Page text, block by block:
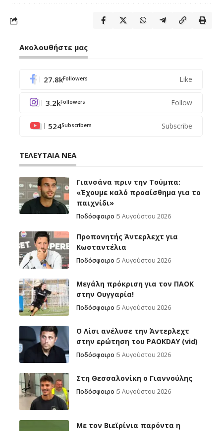
Ακολουθήστε μας
27.8kFollowers Like
3.2kFollowers Follow
524Subscribers Subscribe
ΤΕΛΕΥΤΑΙΑ ΝΕΑ
Γιανσάνα πριν την Τούμπα:
«Έχουμε καλό προαίσθημα για το
παιχνίδι»
Ποδόσφαιρο 5 Αυγούστου 2026
Προπονητής Άντερλεχτ για
Κωσταντέλια
Ποδόσφαιρο 5 Αυγούστου 2026
Μεγάλη πρόκριση για τον ΠΑΟΚ
στην Ουγγαρία!
Ποδόσφαιρο 5 Αυγούστου 2026
Ο Λίσι ανέλυσε την Άντερλεχτ
στην ερώτηση του PAOKDAY (vid)
Ποδόσφαιρο 5 Αυγούστου 2026
Στη Θεσσαλονίκη ο Γιαννούλης
Ποδόσφαιρο 5 Αυγούστου 2026
Με τον Βιεϊρίνια παρόντα η